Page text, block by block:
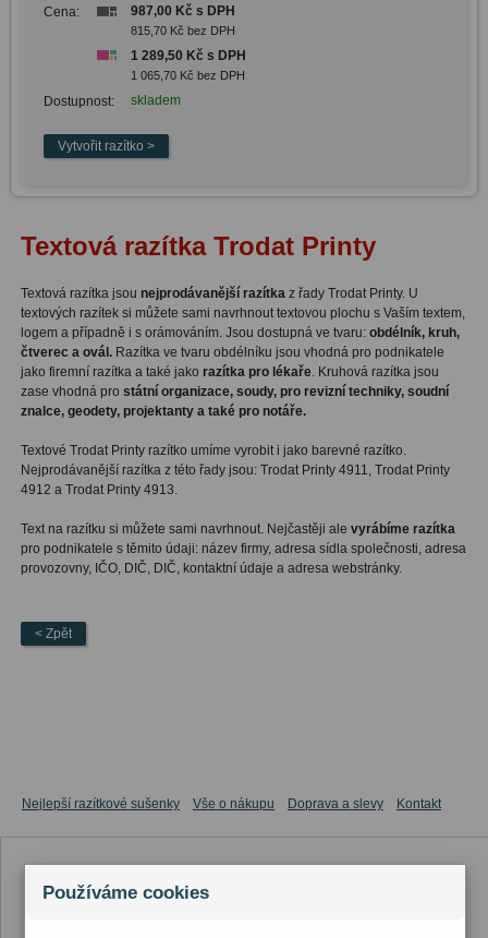
Cena: 987,00 Kč s DPH
815,70 Kč bez DPH
1 289,50 Kč s DPH
1 065,70 Kč bez DPH
Dostupnost: skladem
Textová razítka Trodat Printy
Textová razítka jsou nejprodávanější razítkaz řady Trodat Printy. U
textových razítek si můžete sami navrhnout textovou plochu s Vaším textem,
logem a případně i s orámováním. Jsou dostupná ve tvaru: obdélník, kruh,
čtverec a ovál.Razítka ve tvaru obdélníku jsou vhodná pro podnikatele
jako firemní razítka a také jako razítka pro lékaře. Kruhová razítka jsou
zase vhodná pro státní organizace, soudy, pro revizní techniky, soudní
znalce, geodety, projektanty a také pro notáře.
Textové Trodat Printy razítko umíme vyrobit i jako barevné razítko.
Nejprodávanější razítka z této řady jsou: Trodat Printy 4911, Trodat Printy
4912 a Trodat Printy 4913.
Text na razítku si můžete sami navrhnout. Nejčastěji ale vyrábíme razítka
pro podnikatele s těmito údaji: název firmy, adresa sídla společnosti, adresa
provozovny, IČO, DIČ, DIČ, kontaktní údaje a adresa webstránky.
< Zpět
Nejlepší razítkové sušenky Vše o nákupu Doprava a slevy Kontakt
Používáme cookies